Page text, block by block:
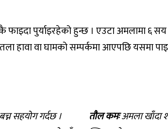
पुर्याइरहेको हुन्छ । एउटा अमलामा ६ सय
हावा वा घामको सम्पर्कमा आएपछि यसमा
बच्न सहयोग गर्दछ । तौल कमःअमला खाँदा